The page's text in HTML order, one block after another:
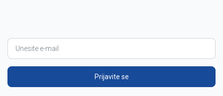
Prijavite se